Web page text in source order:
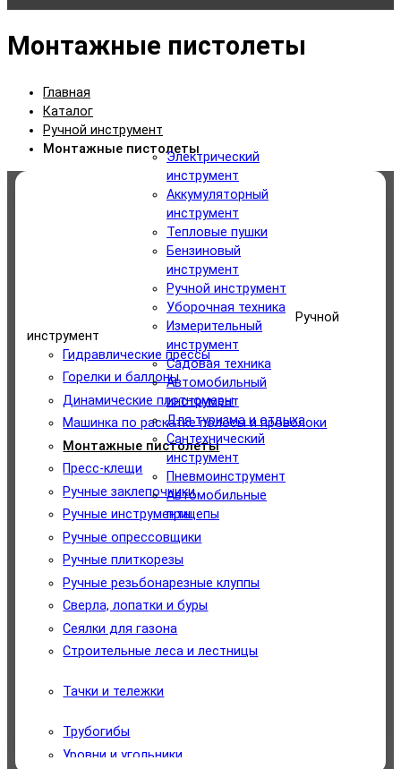
Монтажные пистолеты
Главная
Каталог
Ручной инструмент
Электрический
инструмент
Аккумуляторный
инструмент
Тепловые пушки
Бензиновый
инструмент
Ручной инструмент
Уборочная техника
Измерительный
инструмент
Садовая техника
Автомобильный
инструмент
Для туризма и отдыха
Сантехнический
инструмент
Пневмоинструмент
Автомобильные
прицепы
Монтажные пистолеты
Электрический инструмент
Аккумуляторный инструмент
Тепловые пушки
Бензиновый инструмент
Ручной инструмент
Ручной
инструмент
Гидравлические прессы
Горелки и баллоны
Динамические плотномеры
Машинка по раскатке полосы и проволоки
Монтажные пистолеты
Пресс-клещи
Ручные заклепочники
Ручные инструменты
Ручные опрессовщики
Ручные плиткорезы
Ручные резьбонарезные клуппы
Сверла, лопатки и буры
Сеялки для газона
Строительные леса и лестницы
Тачки и тележки
Трубогибы
Уровни и угольники
Уборочная техника
Измерительный инструмент
Садовая техника
Автомобильный инструмент
Для туризма и отдыха
Сантехнический инструмент
Пневмоинструмент
Автомобильные прицепы